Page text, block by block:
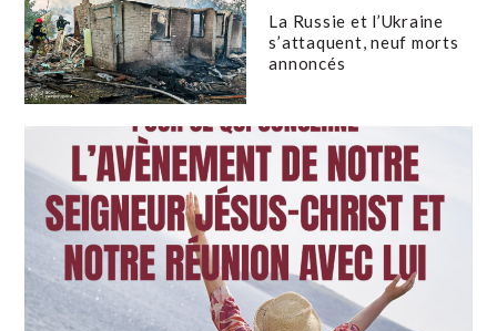
La Russie et l’Ukraine
s’attaquent, neuf morts
annoncés